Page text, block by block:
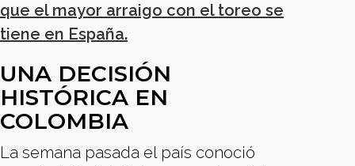
que el mayor arraigo con el toreo se
tiene en España.
UNA DECISIÓN
HISTÓRICA EN
COLOMBIA
La semana pasada el país conoció